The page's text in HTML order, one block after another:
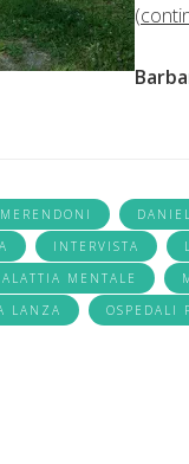
(
INTERVISTA
MENTALE
LANZA
OSPEDALI